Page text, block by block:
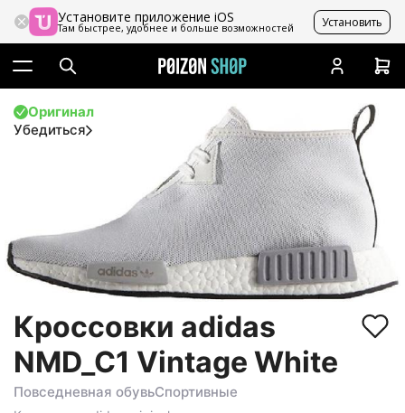
Установите приложение iOS
Там быстрее, удобнее и больше возможностей Установить
Оригинал
Убедиться
Кроссовки adidas
NMD_C1 Vintage White
Повседневная обувьСпортивные